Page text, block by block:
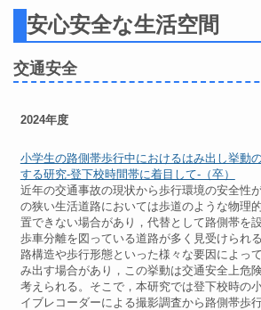
安心安全な生活空間
交通安全
2024年度
小学生の路側帯歩行中におけるはみ出し挙動
する研究-登下校時間帯に着目して-（卒）
近年の交通事故の現状から歩行環境の安全性
の狭い生活道路においては歩道のような物理
置できない場合があり，代替として路側帯を
歩車分離を図っている道路が多く見受けられ
路構造や歩行形態といった様々な要因によっ
み出す場合があり，この挙動は交通安全上危
考えられる。そこで，本研究では登下校時の
イブレコーダーによる撮影調査から路側帯歩